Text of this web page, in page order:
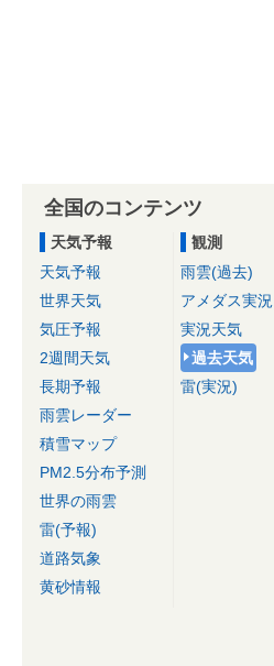
全国のコンテンツ
天気予報
天気予報
世界天気
気圧予報
2週間天気
長期予報
雨雲レーダー
積雪マップ
PM2.5分布予測
世界の雨雲
雷(予報)
道路気象
黄砂情報
観測
雨雲(過去)
アメダス実況
実況天気
過去天気
雷(実況)